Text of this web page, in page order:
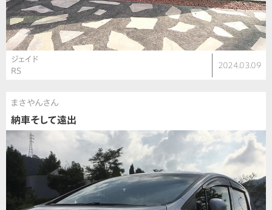
ジェイド
RS
2024.03.09
まさやんさん
納車そして遠出